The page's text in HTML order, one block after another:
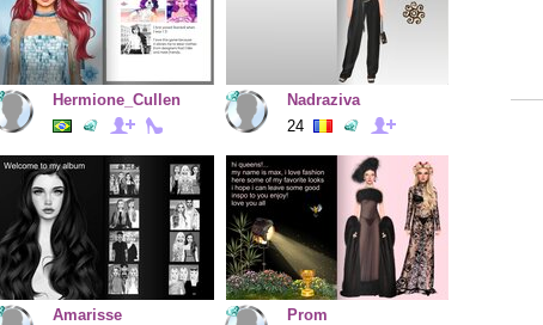
Hermione_Cullen
Nadraziva
24
Amarisse
Prom